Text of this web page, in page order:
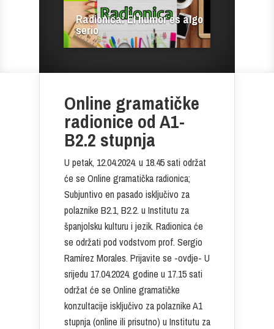
Radionica: El humor es algo
serio
Online gramatičke
radionice od A1-
B2.2 stupnja
U petak, 12.04.2024. u 18.45 sati održat
će se Online gramatička radionica;
Subjuntivo en pasado isključivo za
polaznike B2.1, B2.2. u Institutu za
španjolsku kulturu i jezik. Radionica će
se održati pod vodstvom prof. Sergio
Ramírez Morales. Prijavite se -ovdje- U
srijedu 17.04.2024. godine u 17.15 sati
održat će se Online gramatičke
konzultacije isključivo za polaznike A1
stupnja (online ili prisutno) u Institutu za